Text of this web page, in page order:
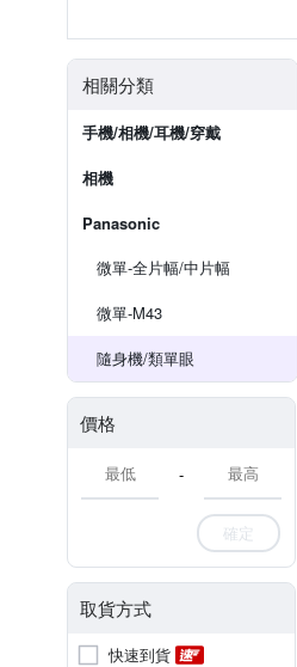
相關分類
手機/相機/耳機/穿戴
相機
Panasonic
微單-全片幅/中片幅
微單-M43
隨身機/類單眼
價格
-
確定
取貨方式
快速到貨